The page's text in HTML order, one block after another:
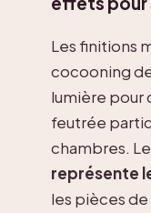
Les finitions
cocooning
lumière pour
feutrée
chambres. Le
représente
les pièces